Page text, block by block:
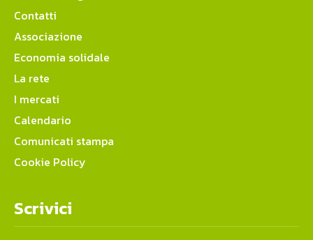
Contatti
Associazione
Economia solidale
La rete
I mercati
Calendario
Comunicati stampa
Cookie Policy
Scrivici